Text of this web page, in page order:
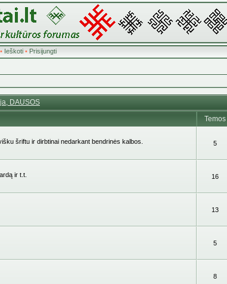
Ieškoti• Prisijungti
DAUSOS
Temos
šriftu ir dirbtinai nedarkant bendrinės kalbos.
5
ir t.t.
16
13
5
8